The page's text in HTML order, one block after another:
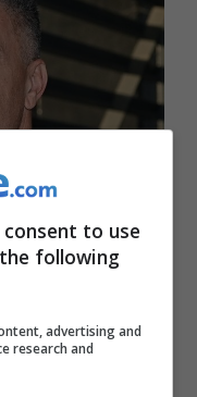
sera e i pensieri
e vicino al
rosse
to use
following
advertising and
research and